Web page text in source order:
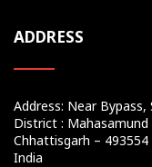
ADDRESS
Address: Near Bypass,
District : Mahasamund
Chhattisgarh – 493554
India